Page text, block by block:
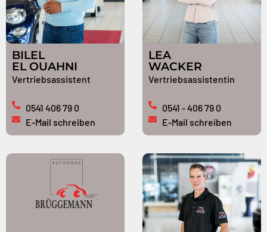
BILEL
EL OUAHNI
Vertriebsassistent
0541 406 79 0
E-Mail schreiben
LEA
WACKER
Vertriebsassistentin
0541 - 406 79 0
E-Mail schreiben